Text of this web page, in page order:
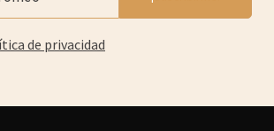
de privacidad